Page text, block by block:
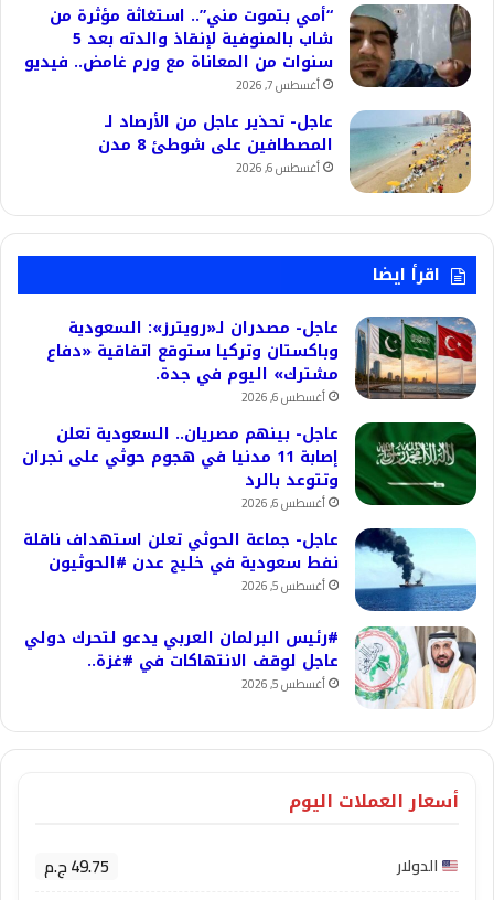
“أمي بتموت مني”.. استغاثة مؤثرة من
شاب بالمنوفية لإنقاذ والدته بعد 5
سنوات من المعاناة مع ورم غامض.. فيديو
أغسطس 7, 2026
عاجل- تحذير عاجل من الأرصاد لـ
المصطافين على شوطئ 8 مدن
أغسطس 6, 2026
اقرأ ايضا
عاجل- مصدران لـ«رويترز»: السعودية
وباكستان وتركيا ستوقع اتفاقية «دفاع
مشترك» اليوم في جدة.
أغسطس 6, 2026
عاجل- بينهم مصريان.. السعودية تعلن
إصابة 11 مدنيا في هجوم حوثي على نجران
وتتوعد بالرد
أغسطس 6, 2026
عاجل- جماعة الحوثي تعلن استهداف ناقلة
نفط سعودية في خليج عدن #الحوثيون
أغسطس 5, 2026
#رئيس البرلمان العربي يدعو لتحرك دولي
عاجل لوقف الانتهاكات في #غزة..
أغسطس 5, 2026
أسعار العملات اليوم
الدولار 49.75 ج.م